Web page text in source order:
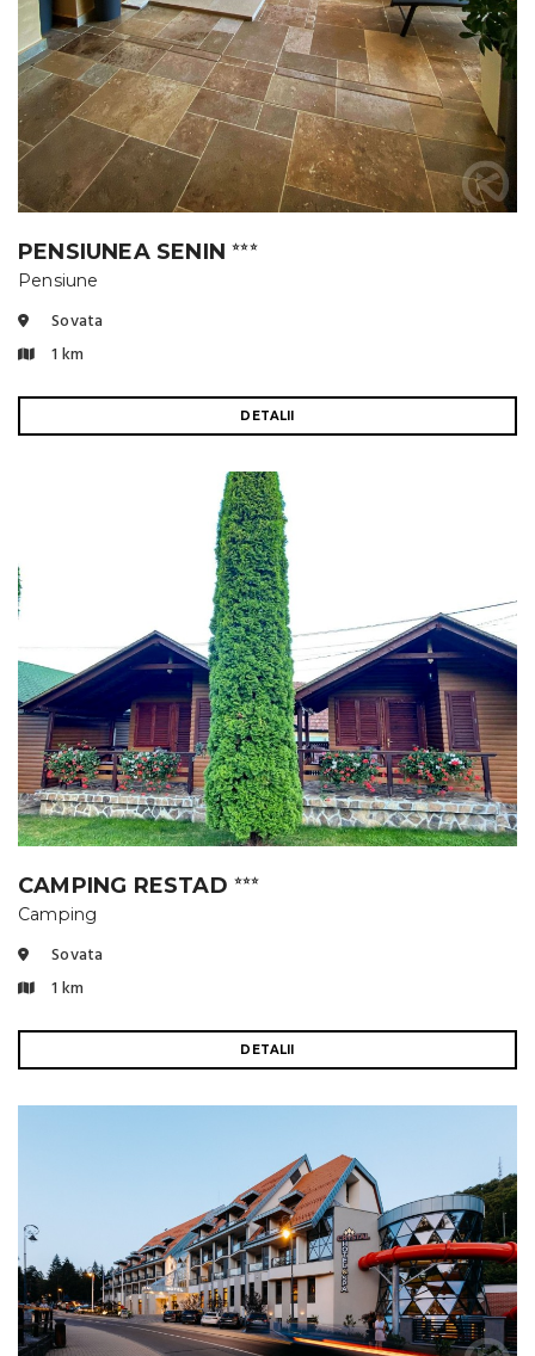
PENSIUNEA SENIN⭐⭐⭐
Pensiune
Sovata
1 km
DETALII
CAMPING RESTAD ⭐⭐⭐
Camping
Sovata
1 km
DETALII